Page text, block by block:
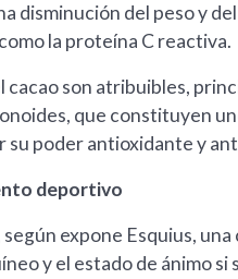
disminución del peso y
la proteína C reactiva.
son atribuibles,
que constituyen
su poder antioxidante y
deportivo
expone Esquius,
y el estado de ánimo